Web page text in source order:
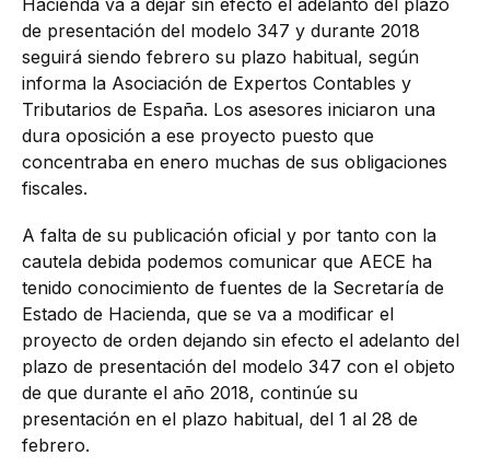
de presentación del modelo 347 y durante 2018
seguirá siendo febrero su plazo habitual, según
informa la Asociación de Expertos Contables y
Tributarios de España. Los asesores iniciaron una
dura oposición a ese proyecto puesto que
concentraba en enero muchas de sus obligaciones
fiscales.
A falta de su publicación oficial y por tanto con la
cautela debida podemos comunicar que AECE ha
tenido conocimiento de fuentes de la Secretaría de
Estado de Hacienda, que se va a modificar el
proyecto de orden dejando sin efecto el adelanto del
plazo de presentación del modelo 347 con el objeto
de que durante el año 2018, continúe su
presentación en el plazo habitual, del 1 al 28 de
febrero.